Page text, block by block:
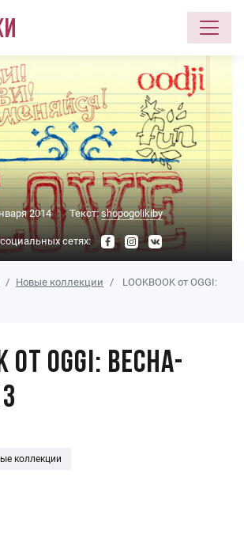
содержанию
2014 Текст:shopogolikiby
сетях:
Новые коллекции
LOOKBOOK от OGGI:
от OGGI: весна-
коллекции